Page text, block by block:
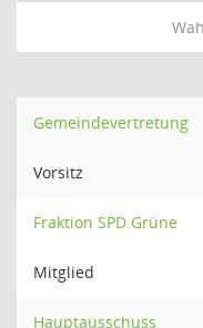
Gemeindevertretung
Vorsitz
Fraktion SPD.Grüne
Mitglied
Hauptausschuss